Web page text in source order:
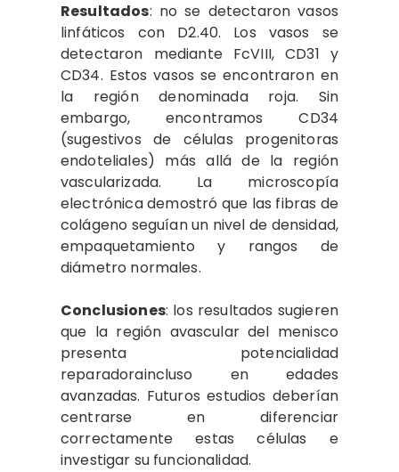
Resultados: no se detectaron vasos
linfáticos con D2.40. Los vasos se
detectaron mediante FcVIII, CD31 y
CD34. Estos vasos se encontraron en
la región denominada roja. Sin
embargo, encontramos CD34
(sugestivos de células progenitoras
endoteliales) más allá de la región
vascularizada. La microscopía
electrónica demostró que las fibras de
colágeno seguían un nivel de densidad,
empaquetamiento y rangos de
diámetro normales.
Conclusiones: los resultados sugieren
que la región avascular del menisco
presenta potencialidad
reparadoraincluso en edades
avanzadas. Futuros estudios deberían
centrarse en diferenciar
correctamente estas células e
investigar su funcionalidad.